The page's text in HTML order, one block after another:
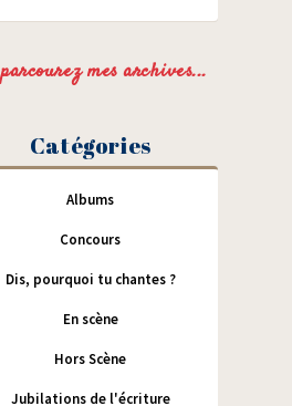
mes archives...
Catégories
Albums
Concours
Dis, pourquoi tu chantes ?
En scène
Hors Scène
Jubilations de l'écriture